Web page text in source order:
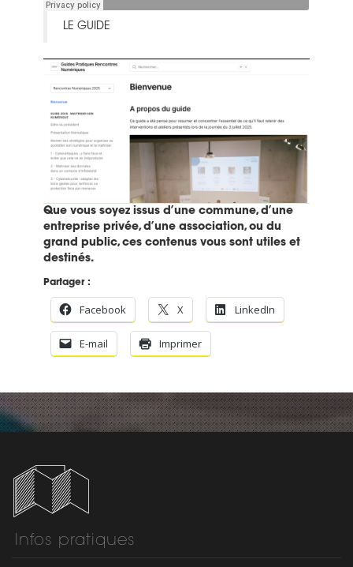
LE GUIDE
Que vous soyez issus d’une commune, d’une
entreprise privée, d’une association, ou du
grand public, ces contenus vous sont utiles et
destinés.
Partager :
Facebook X LinkedIn
E-mail Imprimer
Infos pratiques